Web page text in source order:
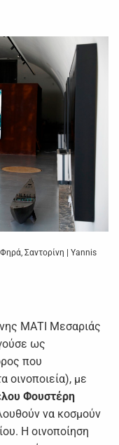
Σαντορίνη | Yannis
ΜΑΤΙ Μεσαριάς
ως
που
οινοποιεία), με
Φουστέρη
να κοσμούν
Η οινοποίηση